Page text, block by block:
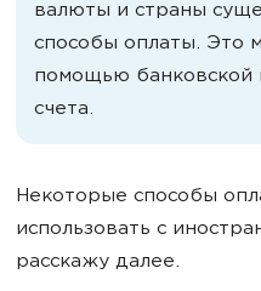
валюты и страны
способы оплаты. Это
помощью банковской
счета.
Некоторые способы
использовать с
расскажу далее.